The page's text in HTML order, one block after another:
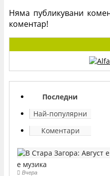
Няма публикувани
коментар!
Последни
Най-популярни
Коментари
е музика
Вчера